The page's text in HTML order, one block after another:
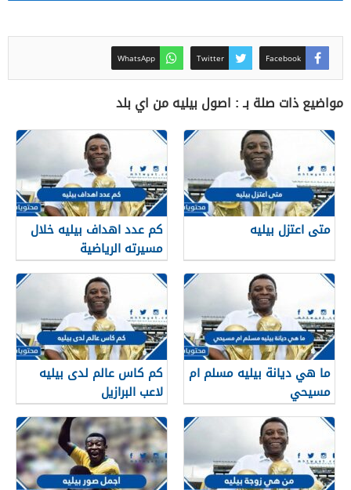
Facebook
Twitter
WhatsApp
مواضيع ذات صلة بـ : اصول بيليه من اي بلد
متى اعتزل بيليه
كم عدد اهداف بيليه خلال
مسيرته الرياضية
ما هي ديانة بيليه مسلم ام
مسيحي
كم كاس عالم لدى بيليه
لاعب البرازيل